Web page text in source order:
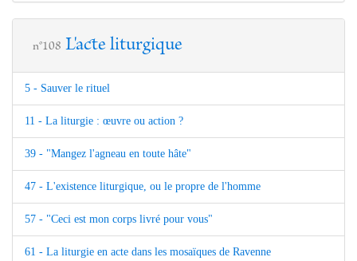
n°108 L'acte liturgique
5 - Sauver le rituel
11 - La liturgie : œuvre ou action ?
39 - "Mangez l'agneau en toute hâte"
47 - L'existence liturgique, ou le propre de l'homme
57 - "Ceci est mon corps livré pour vous"
61 - La liturgie en acte dans les mosaïques de Ravenne